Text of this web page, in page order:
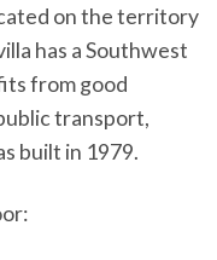
on the territory
has a Southwest
from good
transport,
built in 1979.